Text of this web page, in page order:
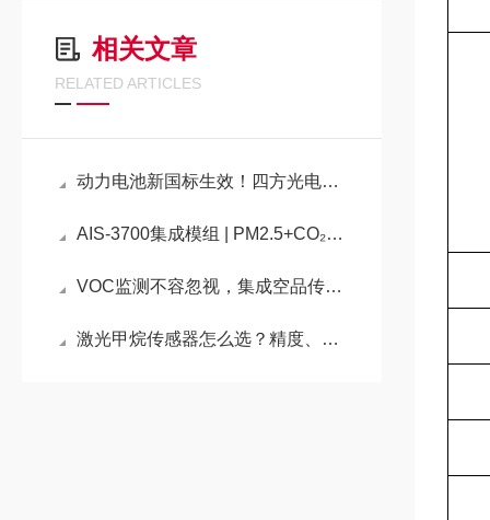
相关文章
RELATED ARTICLES
动力电池新国标生效！四方光电多气体传感器，构建动力PACK早期安全监测体系
AIS-3700集成模组 | PM2.5+CO₂同步监测，护航高品质健康座舱
VOC监测不容忽视，集成空品传感器AM1003为净化器减负
激光甲烷传感器怎么选？精度、寿命、稳定性一个都不能少